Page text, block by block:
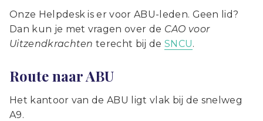
Onze Helpdesk is er voor ABU-leden. Geen lid?
Dan kun je met vragen over de CAO voor
Uitzendkrachten terecht bij de SNCU.
Route naar ABU
Het kantoor van de ABU ligt vlak bij de snelweg
A9.